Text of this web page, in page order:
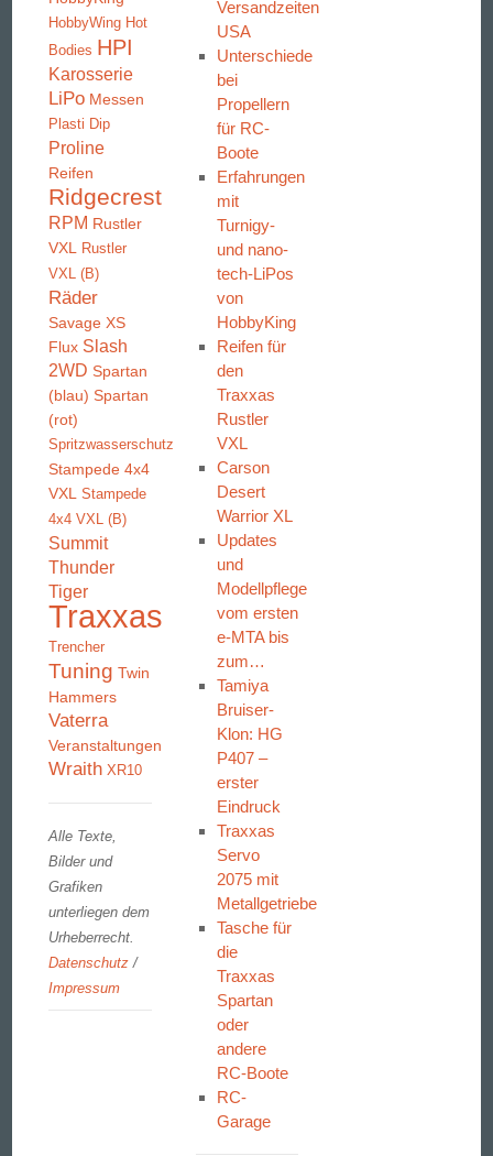
HobbyWing Hot
Bodies HPI
Karosserie
LiPo Messen
Plasti Dip
Proline
Reifen
Ridgecrest
RPM Rustler
VXL
Rustler
VXL (B)
Räder
Savage XS
Flux Slash
2WD Spartan
(blau) Spartan
(rot)
Spritzwasserschutz
Stampede 4x4
VXL
Stampede
4x4 VXL (B)
Summit
Thunder
Tiger
Traxxas
Trencher
Tuning Twin
Hammers
Vaterra
Veranstaltungen
Wraith XR10
Alle Texte,
Bilder und
Grafiken
unterliegen dem
Urheberrecht.
Datenschutz /
Impressum
Versandzeiten
USA
Unterschiede
bei
Propellern
für RC-
Boote
Erfahrungen
mit
Turnigy-
und nano-
tech-LiPos
von
HobbyKing
Reifen für
den
Traxxas
Rustler
VXL
Carson
Desert
Warrior XL
Updates
und
Modellpflege
vom ersten
e-MTA bis
zum…
Tamiya
Bruiser-
Klon: HG
P407 –
erster
Eindruck
Traxxas
Servo
2075 mit
Metallgetriebe
Tasche für
die
Traxxas
Spartan
oder
andere
RC-Boote
RC-
Garage